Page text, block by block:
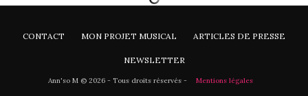
CONTACT MON PROJET MUSICAL ARTICLES DE PRESSE
NEWSLETTER
Ann'so M © 2026 - Tous droits réservés - Mentions légales